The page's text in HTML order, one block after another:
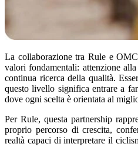
La collaborazione tra Rule e
valori fondamentali: attenzione
continua ricerca della qualità.
questo livello significa entrare a
dove ogni scelta è orientata al
Per Rule, questa partnership
proprio percorso di crescita,
realtà capaci di interpretare il